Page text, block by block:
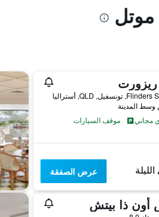
موتل
ريزورت
مجاني
موقف السيارات
عرض الصفقة
أون ذا بيتش